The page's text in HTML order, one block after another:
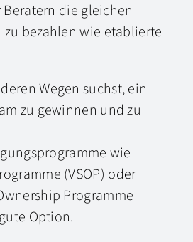
die gleichen
bezahlen wie etablierte
Wegen suchst, ein
zu gewinnen und zu
wie
(VSOP) oder
Programme
Option.